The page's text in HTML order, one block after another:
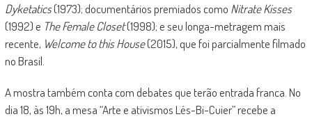
Dyketatics(1973); documentários premiados como Nitrate Kisses
(1992) e The Female Closet(1998); e seu longa-metragem mais
recente, Welcome to this House(2015), que foi parcialmente filmado
no Brasil.
A mostra também conta com debates que terão entrada franca. No
dia 18, às 19h, a mesa “Arte e ativismos Lés-Bi-Cuier” recebe a